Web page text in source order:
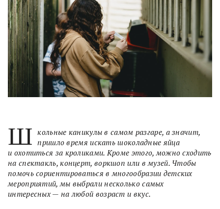
Ш кольные каникулы в самом разгаре, а значит,
пришло время искать шоколадные яйца
и охотиться за кроликами. Кроме этого, можно сходить
на спектакль, концерт, воркшоп или в музей. Чтобы
помочь сориентироваться в многообразии детских
мероприятий, мы выбрали несколько самых
интересных — на любой возраст и вкус.